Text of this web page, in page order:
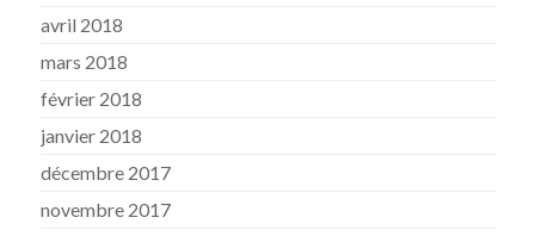
avril 2018
mars 2018
février 2018
janvier 2018
décembre 2017
novembre 2017